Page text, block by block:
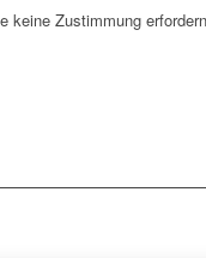
keine Zustimmung